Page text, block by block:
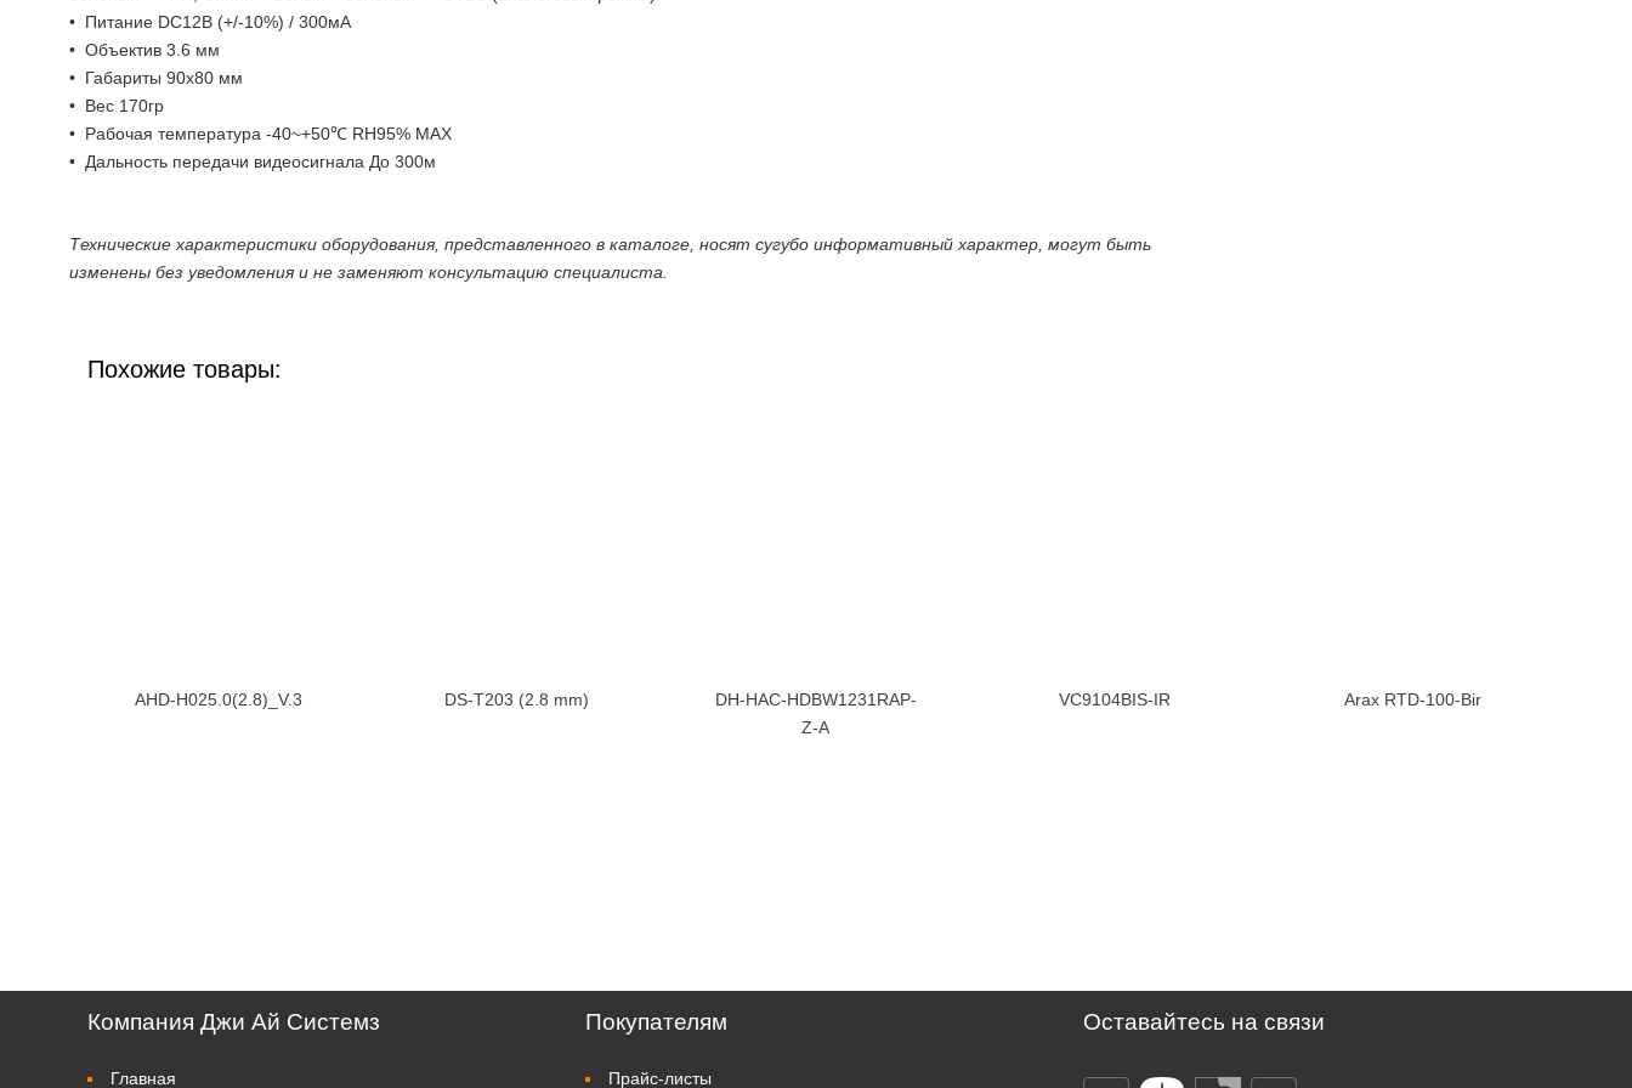
• Питание DC12В (+/-10%) / 300мА
• Объектив 3.6 мм
• Габариты 90х80 мм
• Вес 170гр
• Рабочая температура -40~+50℃ RH95% MAX
• Дальность передачи видеосигнала До 300м
Технические характеристики оборудования, представленного в каталоге, носят сугубо информативный характер, могут быть
изменены без уведомления и не заменяют консультацию специалиста.
Похожие товары:
AHD-H025.0(2.8)_V.3 DS-T203 (2.8 mm)
DH-HAC-HDBW1231RAP-
Z-A
VC9104BIS-IR Arax RTD-100-Bir
Компания Джи Ай Системз
Главная
Покупателям
Прайс-листы
Оставайтесь на связи